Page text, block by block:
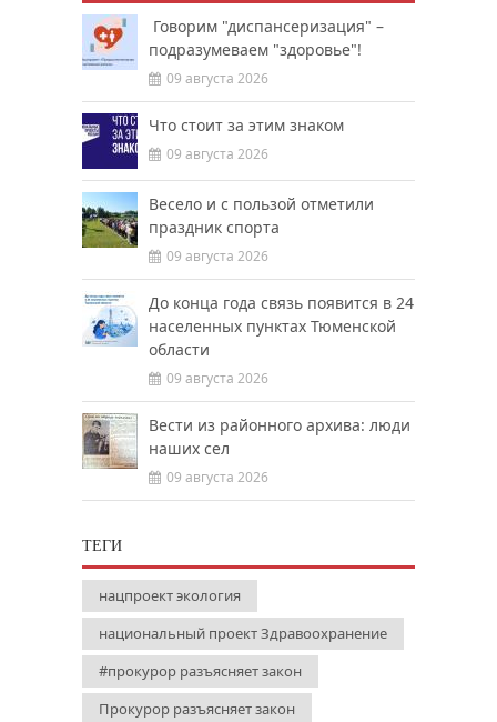
Говорим "диспансеризация" –
подразумеваем "здоровье"!
09 августа 2026
Что стоит за этим знаком
09 августа 2026
Весело и с пользой отметили
праздник спорта
09 августа 2026
До конца года связь появится в 24
населенных пунктах Тюменской
области
09 августа 2026
Вести из районного архива: люди
наших сел
09 августа 2026
ТЕГИ
нацпроект экология
национальный проект Здравоохранение
#прокурор разъясняет закон
Прокурор разъясняет закон